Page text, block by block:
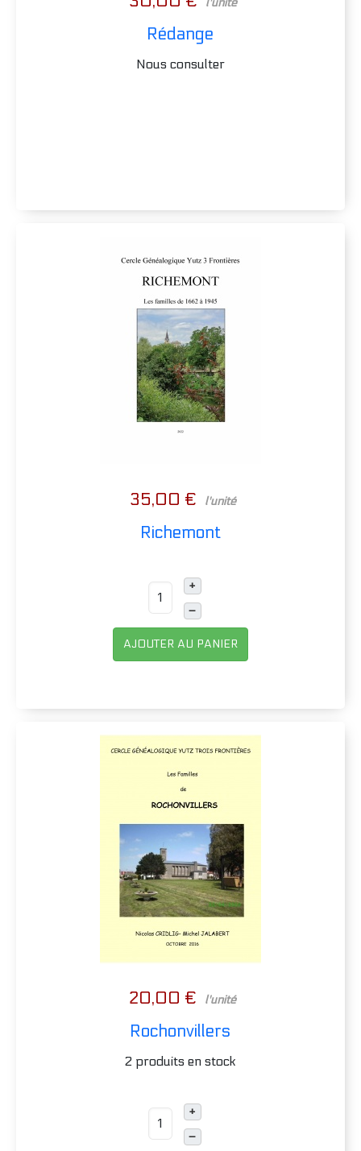
l'unité
Rédange
Nous consulter
35,00 € l'unité
Richemont
+
–
AJOUTER AU PANIER
20,00 € l'unité
Rochonvillers
2 produits en stock
+
–